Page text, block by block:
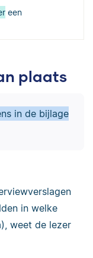
een
plaats
in de bijlage
in welke
weet de lezer